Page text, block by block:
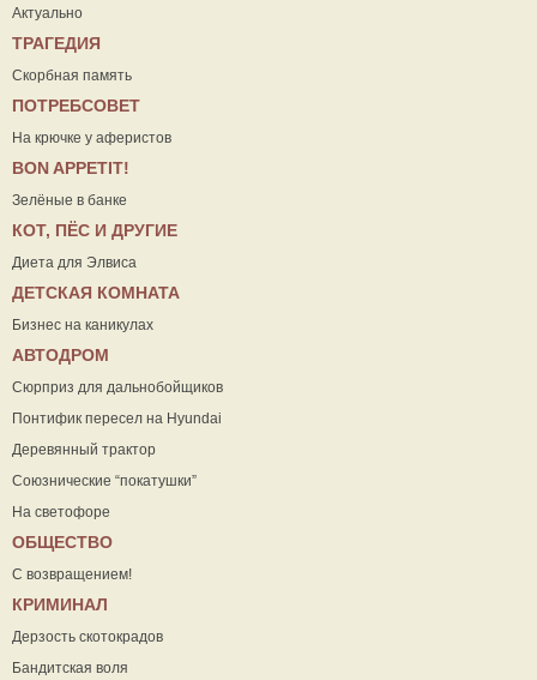
Актуально
ТРАГЕДИЯ
Скорбная память
ПОТРЕБСОВЕТ
На крючке у аферистов
ВON APPETIT!
Зелёные в банке
КОТ, ПЁС И ДРУГИЕ
Диета для Элвиса
ДЕТСКАЯ КОМНАТА
Бизнес на каникулах
АВТОДРОМ
Сюрприз для дальнобойщиков
Понтифик пересел на Hyundai
Деревянный трактор
Союзнические “покатушки”
На светофоре
ОБЩЕСТВО
С возвращением!
КРИМИНАЛ
Дерзость скотокрадов
Бандитская воля